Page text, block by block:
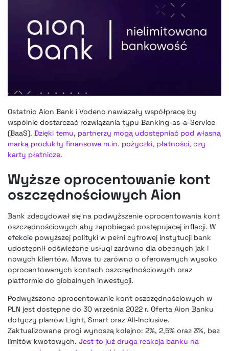
Ostatnio Aion Bank i Vodeno nawiązały współpracę by
wspólnie dostarczać rozwiązania typu Banking-as-a-Service
(BaaS). Dzięki temu, partnerzy mogą udostępniać pod własną
marką produkty finansowe m.in. pożyczki, płatności, czy
karty płatnicze.
Wyższe oprocentowanie kont
oszczędnościowych Aion
Bank zdecydował się na podwyższenie oprocentowania kont
oszczędnościowych aby zapobiegać postępującej inflacji. W
efekcie powyższej polityki w pełni cyfrowej instytucji bank
udostępnił odświeżone usługi zarówno dla obecnych jak i
nowych klientów. Mowa tu zarówno o oferowanych wysoko
oprocentowanych kontach oszczędnościowych oraz
platformie do globalnych inwestycji.
Podwyższone oprocentowanie kont oszczędnościowych w
PLN jest dostępne do 30 września 2022 r. Oferta Aion Banku
dotyczy planów Light, Smart oraz All-Inclusive.
Zaktualizowane progi wynoszą kolejno: 2%, 2,5% oraz 3%, bez
limitów kwotowych. Jest to już druga reakcja banku na